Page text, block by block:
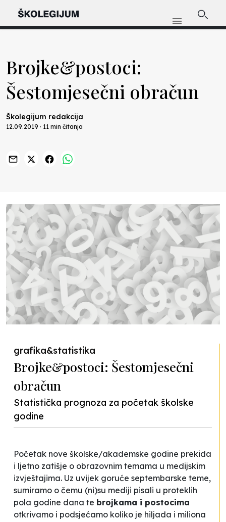
Brojke&postoci:
Šestomjesečni obračun
Školegijum redakcija
12.09.2019 · 11 min čitanja
grafika&statistika
Brojke&postoci: Šestomjesečni
obračun
Statistička prognoza za početak školske
godine
Početak nove školske/akademske godine prekida
i ljetno zatišje o obrazovnim temama u medijskim
izvještajima. Uz uvijek goruće septembarske teme,
sumiramo o čemu (ni)su mediji pisali u proteklih
pola godine dana te brojkama i postocima
otkrivamo i podsjećamo koliko je hiljada i miliona